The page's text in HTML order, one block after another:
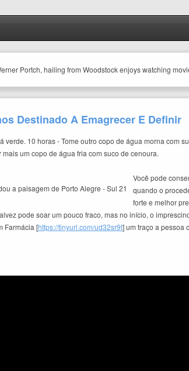
Portch, hailing from Woodstock enjoys watching
Destinado A Emagrecer E Definir
verde. 10 horas - Tome outro copo de água morna
um copo de água fria com suco de cenoura.
Você pode
quando o
forte e melhor
pode soar um pouco fraco, mas no início, o
Farmácia [https://tinyurl.com/ud32sr9t] um traço a pessoa